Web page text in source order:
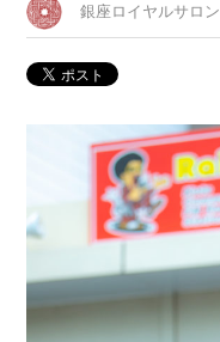
銀座ロイヤルサロン